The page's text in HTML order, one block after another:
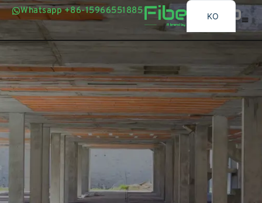
콘
텐
츠
로
건
너
뛰
Whatsapp +86-15966551885
Whatsapp +86-15966551885
KO
EN
BG
ES
FR
RU
PT
UR